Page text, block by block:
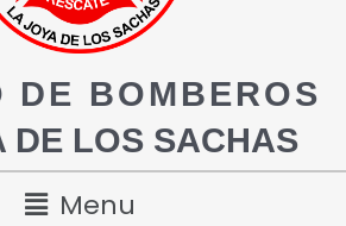
DE BOMBEROS
DE LOS SACHAS
Menu